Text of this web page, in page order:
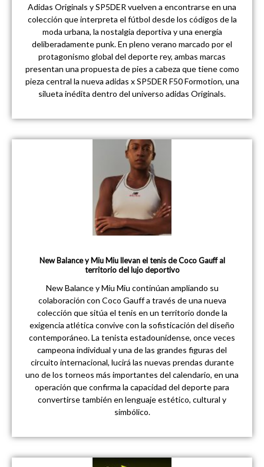
Adidas Originals y SP5DER vuelven a encontrarse en una
colección que interpreta el fútbol desde los códigos de la
moda urbana, la nostalgia deportiva y una energía
deliberadamente punk. En pleno verano marcado por el
protagonismo global del deporte rey, ambas marcas
presentan una propuesta de pies a cabeza que tiene como
pieza central la nueva adidas x SP5DER F50 Formotion, una
silueta inédita dentro del universo adidas Originals.
New Balance y Miu Miu llevan el tenis de Coco Gauff al
territorio del lujo deportivo
New Balance y Miu Miu continúan ampliando su
colaboración con Coco Gauff a través de una nueva
colección que sitúa el tenis en un territorio donde la
exigencia atlética convive con la sofisticación del diseño
contemporáneo. La tenista estadounidense, once veces
campeona individual y una de las grandes figuras del
circuito internacional, lucirá las nuevas prendas durante
uno de los torneos más importantes del calendario, en una
operación que confirma la capacidad del deporte para
convertirse también en lenguaje estético, cultural y
simbólico.